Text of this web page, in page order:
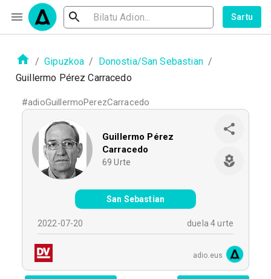
Sartu
/ Gipuzkoa / Donostia/San Sebastian /
Guillermo Pérez Carracedo
#adioGuillermoPerezCarracedo
Guillermo Pérez
Carracedo
69 Urte
San Sebastian
2022-07-20 duela 4 urte
adio.eus